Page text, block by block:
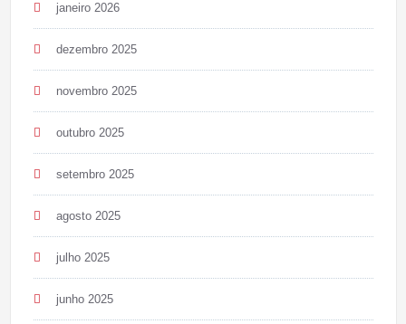
janeiro 2026
dezembro 2025
novembro 2025
outubro 2025
setembro 2025
agosto 2025
julho 2025
junho 2025